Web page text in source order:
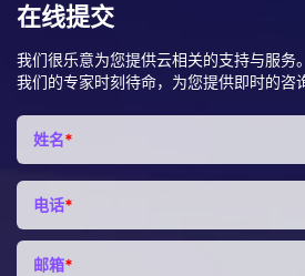
在线提交
我们很乐意为您提供云相关的支持与服务。
我们的专家时刻待命，为您提供即时的咨
姓名*
电话*
邮箱*